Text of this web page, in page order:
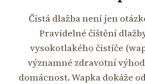
Čistá dlažba není jen
Pravidelné čištění
vysokotlakého čističe
významné zdravotní
domácnost. Wapka dokáže